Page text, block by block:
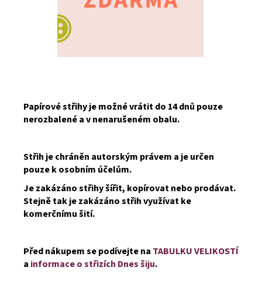
Papírové střihy je možné vrátit do 14 dnů pouze
nerozbalené a v nenarušeném obalu.
Střih je chráněn autorským právem a je určen
pouze k osobním účelům.
Je zakázáno střihy šířit, kopírovat nebo prodávat.
Stejně tak je zakázáno střih využívat ke
komerčnímu šití.
Před nákupem se podívejte na TABULKU VELIKOSTÍ
a informace o střizích Dnes šiju.